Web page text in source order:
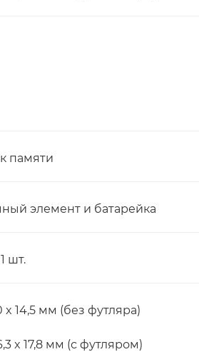
памяти
элемент и батарейка
шт.
x 14,5 мм (без футляра)
x 17,8 мм (с футляром)